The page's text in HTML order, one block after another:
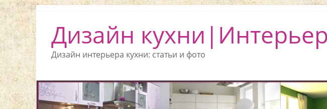
Дизайн
Дизайн интерьера кухни: статьи и фото